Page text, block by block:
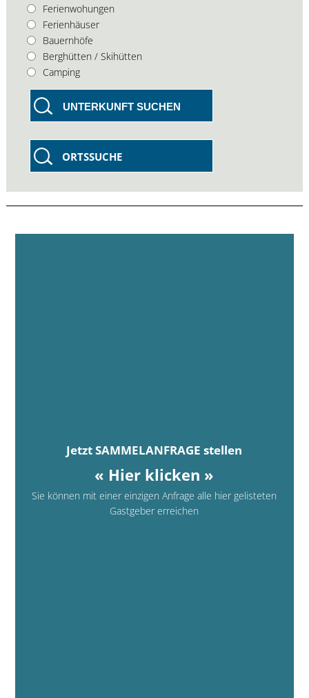
Ferienwohungen
Ferienhäuser
Bauernhöfe
Berghütten / Skihütten
Camping
UNTERKUNFT SUCHEN
ORTSSUCHE
Jetzt SAMMELANFRAGE stellen
« Hier klicken »
Sie können mit einer einzigen Anfrage alle hier gelisteten
Gastgeber erreichen